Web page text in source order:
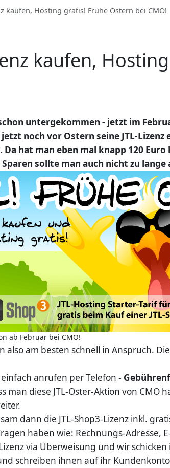
kaufen, Hosting gratis! Frühe Ostern bei CMO!
kaufen,
untergekommen - jetzt im
noch vor Ostern seine JTL-
Da hat man eben mal knapp 120
sollte man auch nicht zu lange
ab Februar bei CMO!
also am besten schnell in Anspruch.
anrufen per Telefon -
man diese JTL-Oster-Aktion von
dann die JTL-Shop3-Lizenz inkl.
haben wie: Rechnungs-Adresse,
via Überweisung und wir
schreiben ihnen auf ihr